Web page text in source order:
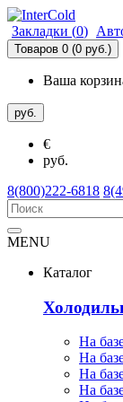
Закладки (0)
Товаров 0 (0 руб.)
Ваша
руб.
€
руб.
8(800)222-6818
MENU
Каталог
На
На
На
На